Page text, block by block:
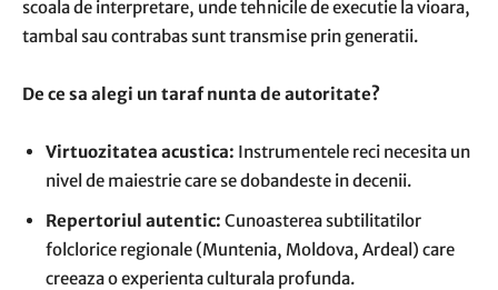
scoala de interpretare, unde tehnicile de executie la vioara,
tambal sau contrabas sunt transmise prin generatii.
De ce sa alegi un taraf nunta de autoritate?
Virtuozitatea acustica: Instrumentele reci necesita un
nivel de maiestrie care se dobandeste in decenii.
Repertoriul autentic: Cunoasterea subtilitatilor
folclorice regionale (Muntenia, Moldova, Ardeal) care
creeaza o experienta culturala profunda.